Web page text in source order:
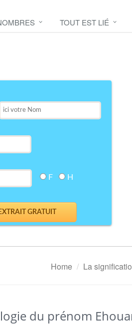
TOUT EST LIÉ
F H
Home La
du prénom